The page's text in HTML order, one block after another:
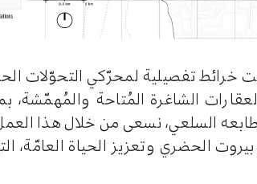
تفصيلية لمحرّكي التحوّلات
الشاغرة المُتاحة والمُهمّشة،
السلعي، نسعى من خلال هذا
الحضري وتعزيز الحياة العامّة،